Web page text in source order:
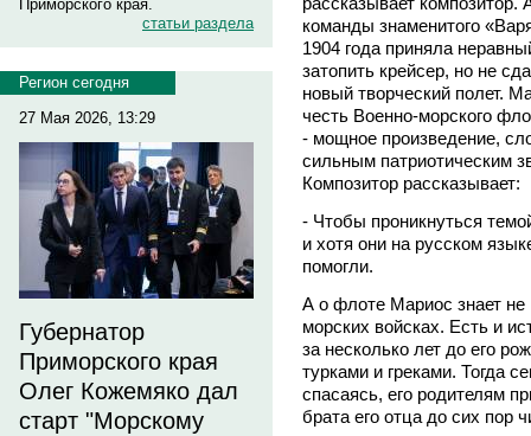
Приморского края.
статьи раздела
Регион сегодня
27 Мая 2026, 13:29
Губернатор
Приморского края
Олег Кожемяко дал
старт "Морскому
команды знаменитого
1904 года приняла
затопить крейсер, но не
новый творческий полет.
честь Военно-морского
- мощное произведение,
сильным патриотическим
Композитор рассказывает:
- Чтобы проникнуться
и хотя они на русском
помогли.
А о флоте Мариос знает
морских войсках. Есть и
за несколько лет до его
турками и греками. Тогда
спасаясь, его родителям
брата его отца до сих пор